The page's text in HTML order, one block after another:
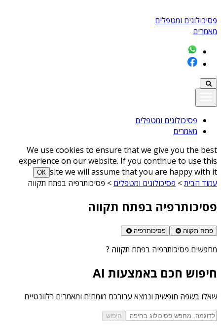
פסיכולוגים ומטפלים
מאמרים
פסיכולוגים ומטפלים
מאמרים
We use cookies to ensure that we give you the best
experience on our website. If you continue to use this
site we will assume that you are happy with it
ОК
עמוד הבית> פסיכולוגים ומטפלים > פסיכותרפיה בפתח תקווה
פסיכותרפיה בפתח תקווה
פתח תקווה פסיכותרפיה
מחפשים פסיכותרפיה בפתח תקווה ?
חיפוש חכם באמצעות AI
שאלו בשפה חופשית ונמצא עבורכם מומחים ומאמרים רלוונטיים
חיפוש